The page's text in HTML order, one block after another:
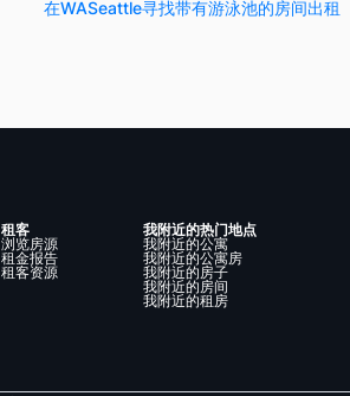
在WASeattle寻找带有游泳池的房间出租
租客
浏览房源
租金报告
租客资源
我附近的热门地点
我附近的公寓
我附近的公寓房
我附近的房子
我附近的房间
我附近的租房